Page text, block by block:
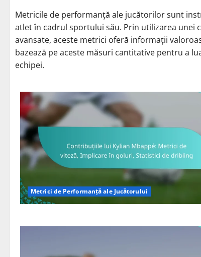
Metricile de performanță ale jucătorilor sunt
atlet în cadrul sportului său. Prin utilizarea unei
avansate, aceste metrici oferă informații
bazează pe aceste măsuri cantitative pentru a
echipei.
Metrici de Performanță ale Jucătorului